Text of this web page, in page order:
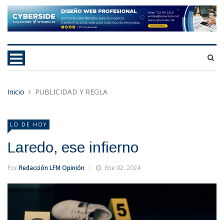
Inicio PUBLICIDAD Y REGLA
LO DE HOY
Laredo, ese infierno
PorRedacción LFM Opinión Ene 02, 2024